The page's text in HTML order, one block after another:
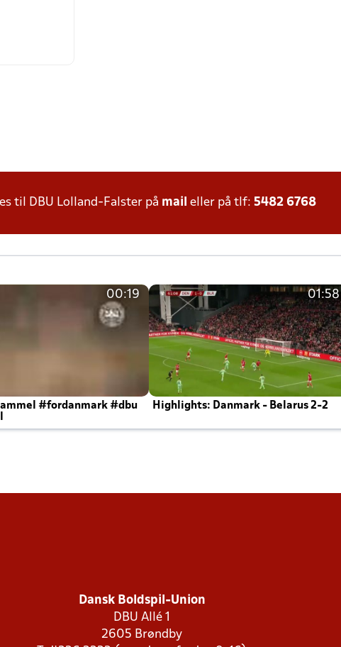
til DBU Lolland-Falster på mail eller på tlf: 5482 6768
00:19
#fordanmark #dbu
01:58
Highlights: Danmark - Belarus 2-2
Dansk Boldspil-Union
DBU Allé 1
2605 Brøndby